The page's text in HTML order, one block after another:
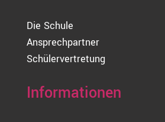
Die Schule
Ansprechpartner
Schülervertretung
Informationen